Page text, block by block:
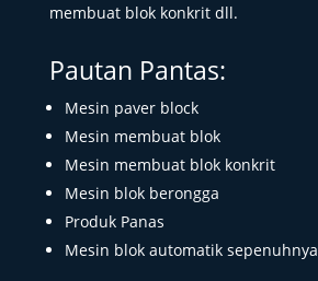
membuat blok konkrit dll.
Pautan Pantas:
Mesin paver block
Mesin membuat blok
Mesin membuat blok konkrit
Mesin blok berongga
Produk Panas
Mesin blok automatik sepenuhnya